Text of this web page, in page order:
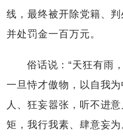
线，最终被开除党籍、判
并处罚金一百万元。
俗话说：“天狂有雨
一旦恃才傲物，以自我
人、狂妄嚣张，听不进
矩，我行我素、肆意妄